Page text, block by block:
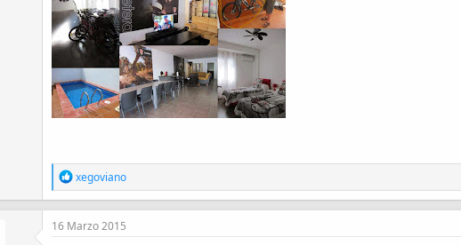
R
e
a
c
xegoviano
16 Marzo 2015